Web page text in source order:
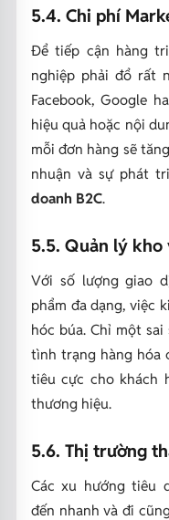
5.4. Chi phí
Để tiếp cận hàng
nghiệp phải đổ rất
Facebook, Google
hiệu quả hoặc nội
mỗi đơn hàng sẽ
nhuận và sự phát
doanh B2C.
5.5. Quản lý kho
Với số lượng giao
phẩm đa dạng, việc
hóc búa. Chỉ một
tình trạng hàng hóa
tiêu cực cho khách
thương hiệu.
5.6. Thị trường
Các xu hướng tiêu
đến nhanh và đi